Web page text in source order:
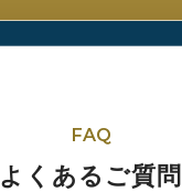
FAQ
よくあるご質問